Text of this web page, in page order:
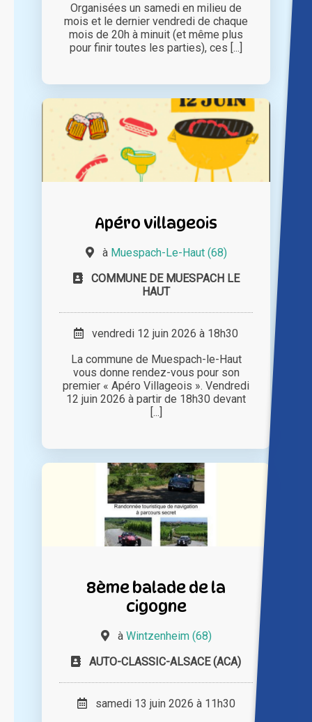
Organisées un samedi en milieu de
mois et le dernier vendredi de chaque
mois de 20h à minuit (et même plus
pour finir toutes les parties), ces [...]
Apéro villageois
à Muespach-Le-Haut (68)
COMMUNE DE MUESPACH LE
HAUT
vendredi 12 juin 2026 à 18h30
La commune de Muespach-le-Haut
vous donne rendez-vous pour son
premier « Apéro Villageois ». Vendredi
12 juin 2026 à partir de 18h30 devant
[...]
8ème balade de la
cigogne
à Wintzenheim (68)
AUTO-CLASSIC-ALSACE (ACA)
samedi 13 juin 2026 à 11h30